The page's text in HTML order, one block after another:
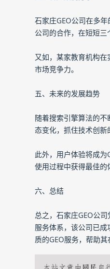
石家庄GEO公司在多
公司的合作，在短短三
又如，某家教育机构
市场竞争力。
五、未来的发展趋势
随着搜索引擎算法的
态变化，抓住技术创新
此外，用户体验将成
使用过程中获得最佳的
六、总结
总之，石家庄GEO公
服务体系，该公司已
质的GEO服务，帮助